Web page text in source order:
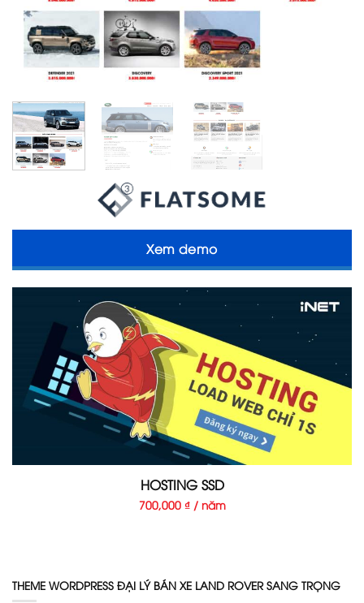
Xem demo
HOSTING SSD
700,000 ₫ / năm
THEME WORDPRESS ĐẠI LÝ BÁN XE LAND ROVER SANG TRỌNG